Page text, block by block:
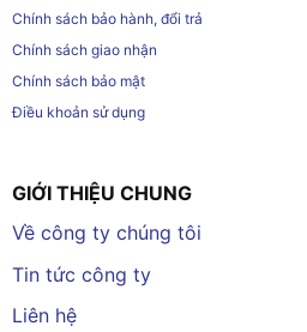
Chính sách bảo hành, đổi trả
Chính sách giao nhận
Chính sách bảo mật
Điều khoản sử dụng
GIỚI THIỆU CHUNG
Về công ty chúng tôi
Tin tức công ty
Liên hệ